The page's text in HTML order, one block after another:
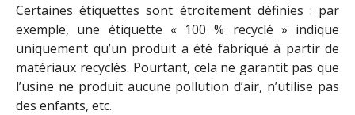
Certaines étiquettes sont étroitement définies : par
exemple, une étiquette « 100 % recyclé » indique
uniquement qu’un produit a été fabriqué à partir de
matériaux recyclés. Pourtant, cela ne garantit pas que
l’usine ne produit aucune pollution d’air, n’utilise pas
des enfants, etc.